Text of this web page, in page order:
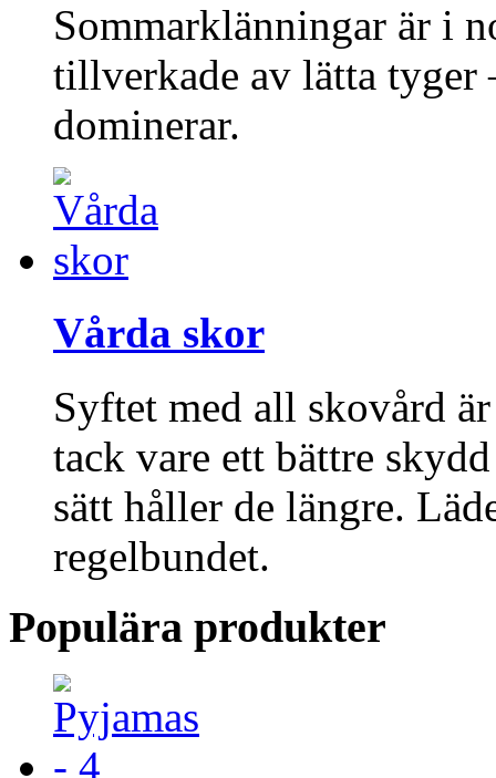
Sommarklänningar är i
tillverkade av lätta tyger
dominerar.
Vårda skor
Syftet med all skovård
tack vare ett bättre
sätt håller de längre.
regelbundet.
Populära produkter